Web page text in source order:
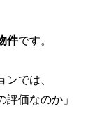
件です。
では、
評価なのか」